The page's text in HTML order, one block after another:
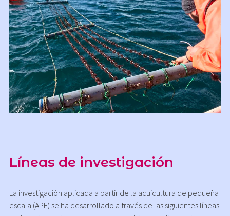
Líneas de investigación
La investigación aplicada a partir de la acuicultura de pequeña
escala (APE) se ha desarrollado a través de las siguientes líneas